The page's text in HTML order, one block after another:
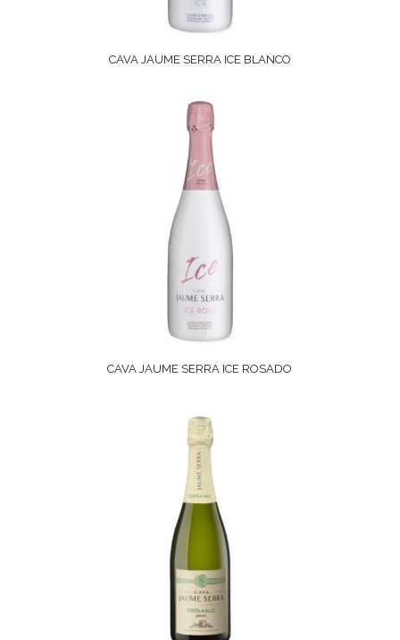
CAVA JAUME SERRA ICE BLANCO
CAVA JAUME SERRA ICE ROSADO